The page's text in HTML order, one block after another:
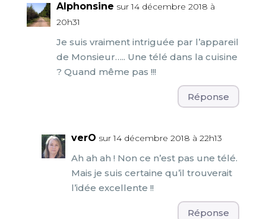
Alphonsine sur 14 décembre 2018 à
20h31
Je suis vraiment intriguée par l’appareil
de Monsieur….. Une télé dans la cuisine
? Quand même pas !!!
Réponse
verO sur 14 décembre 2018 à 22h13
Ah ah ah ! Non ce n’est pas une télé.
Mais je suis certaine qu’il trouverait
l’idée excellente !!
Réponse